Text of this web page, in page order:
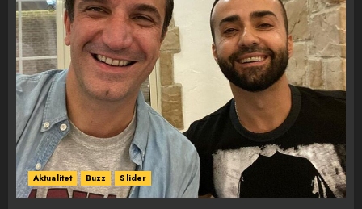
Aktualitet Buzz Slider